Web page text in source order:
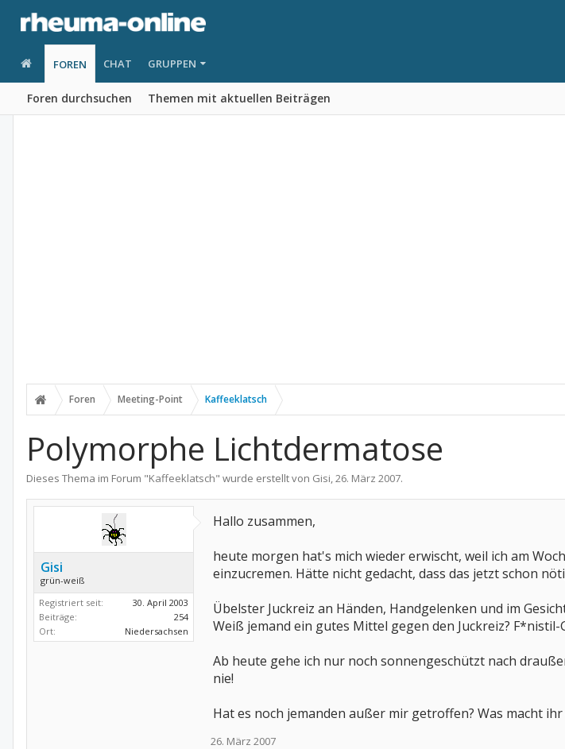
FOREN
Foren durchsuchen Themen mit aktuellen Beiträgen
CHAT GRUPPEN
Foren Meeting-Point Kaffeeklatsch
Polymorphe Lichtdermatose
Dieses Thema im Forum "Kaffeeklatsch" wurde erstellt von Gisi,26. März 2007.
Gisi
grün-weiß
Registriert seit:
30. April 2003
Beiträge:
254
Ort:
Niedersachsen
Hallo zusammen,
heute morgen hat's mich wieder erwischt, weil ich am
einzucremen. Hätte nicht gedacht, dass das jetzt schon
Übelster Juckreiz an Händen, Handgelenken und im
Weiß jemand ein gutes Mittel gegen den Juckreiz?
Ab heute gehe ich nur noch sonnengeschützt nach
nie!
Hat es noch jemanden außer mir getroffen? Was macht ihr
26. März 2007